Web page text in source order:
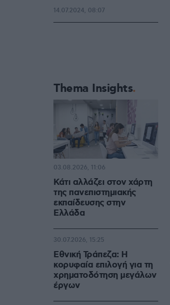
14.07.2024, 08:07
Thema Insights
Κάτι αλλάζει στον χάρτη
της πανεπιστημιακής
εκπαίδευσης στην
Ελλάδα
03.08.2026, 11:06
Εθνική Τράπεζα: Η
κορυφαία επιλογή για τη
χρηματοδότηση μεγάλων
έργων
30.07.2026, 15:25